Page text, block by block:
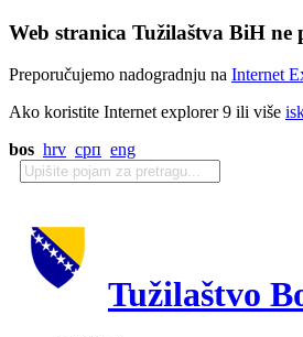
Web stranica Tužilaštva BiH
Preporučujemo nadogradnju na Internet
Ako koristite Internet explorer 9 ili više
bos hrv срп eng
Tužilaštvo